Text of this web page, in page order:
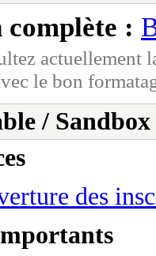
complète :
actuellement
le bon
/ Sandbox
des